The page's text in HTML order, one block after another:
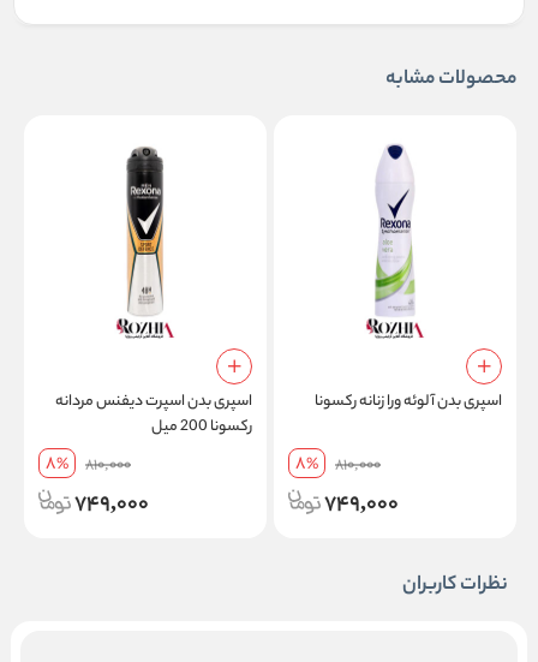
محصولات مشابه
اسپری بدن آلوئه ورا زنانه رکسونا
810,000
8%
749,000
اسپری بدن اسپرت دیفنس مردانه
رکسونا 200 میل
810,000
8%
749,000
نظرات کاربران